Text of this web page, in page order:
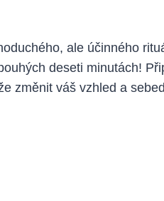
ale účinného
deseti minutách!
změnit váš vzhled a